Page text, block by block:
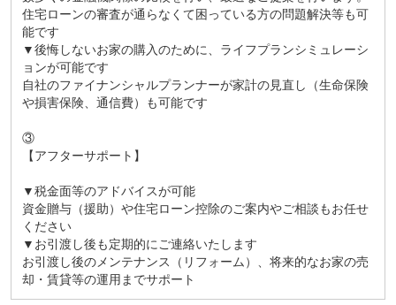
住宅ローンの審査が通らなくて困っている方の問題解決等も可
能です
▼後悔しないお家の購入のために、ライフプランシミュレーシ
ョンが可能です
自社のファイナンシャルプランナーが家計の見直し（生命保険
や損害保険、通信費）も可能です
③
【アフターサポート】
▼税金面等のアドバイスが可能
資金贈与（援助）や住宅ローン控除のご案内やご相談もお任せ
ください
▼お引渡し後も定期的にご連絡いたします
お引渡し後のメンテナンス（リフォーム）、将来的なお家の売
却・賃貸等の運用までサポート